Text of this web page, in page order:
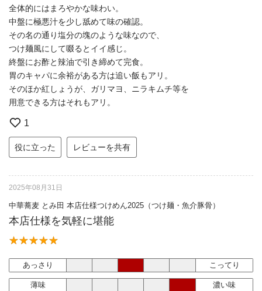
全体的にはまろやかな味わい。
中盤に極悪汁を少し舐めて味の確認。
その名の通り塩分の塊のような味なので、
つけ麺風にして啜るとイイ感じ。
終盤にお酢と辣油で引き締めて完食。
胃のキャパに余裕がある方は追い飯もアリ。
そのほか紅しょうが、ガリマヨ、ニラキムチ等を
用意できる方はそれもアリ。
1
役に立った レビューを共有
2025年08月31日
中華蕎麦 とみ田 本店仕様つけめん2025（つけ麺・魚介豚骨）
本店仕様を気軽に堪能
あっさり こってり
薄味 濃い味